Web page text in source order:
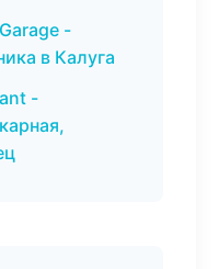
-
в Калуга
-